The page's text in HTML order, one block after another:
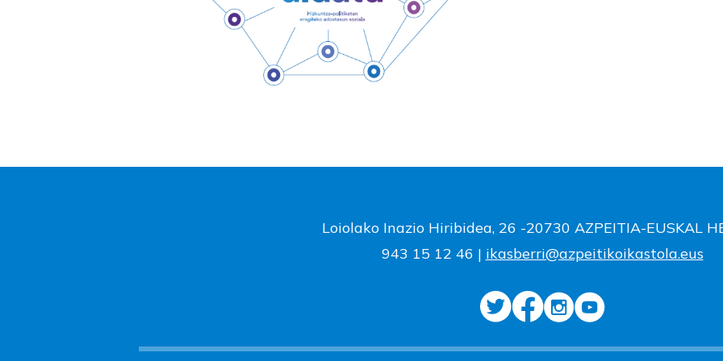
Loiolako Inazio Hiribidea, 26 -20730 AZPEITIA-EUSKAL
943 15 12 46 | ikasberri@azpeitikoikastola.eus